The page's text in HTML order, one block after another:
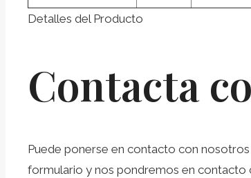
Detalles del Producto
Contacta
Puede ponerse en contacto con
formulario y nos pondremos en contacto